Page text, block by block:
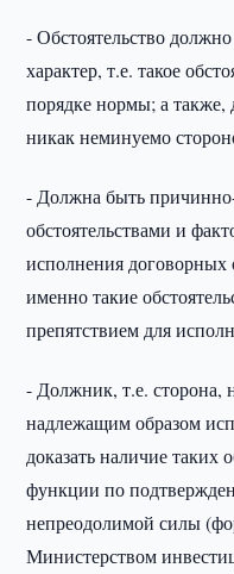
- Обстоятельство
характер, т.е. такое
порядке нормы; а
никак неминуемо
- Должна быть
обстоятельствами и
исполнения договорных
именно такие
препятствием для
- Должник, т.е. сторона,
надлежащим образом
доказать наличие таких
функции по
непреодолимой силы
Министерством